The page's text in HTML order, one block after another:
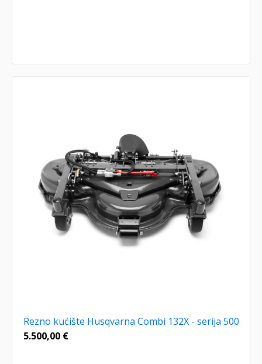
Rezno kućište Husqvarna Combi 132X - serija 500
5.500,00 €